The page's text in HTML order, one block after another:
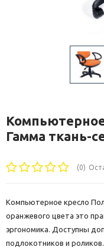
Гамма ткань-
(0)
Компьютерное кресло
оранжевого цвета это
эргономика. Доступны
подлокотников и роликов.